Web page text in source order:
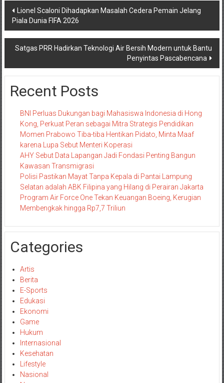
Navigasi
pos
Lionel Scaloni Dihadapkan Masalah Cedera Pemain Jelang
Piala Dunia FIFA 2026
Satgas PRR Hadirkan Teknologi Air Bersih Modern untuk Bantu
Penyintas Pascabencana
Recent Posts
BNI Perluas Dukungan bagi Mahasiswa Indonesia di Hong
Kong, Perkuat Peran sebagai Mitra Strategis Pendidikan
Momen Prabowo Tiba-tiba Hentikan Pidato, Minta Maaf
karena Lupa Sebut Menteri Koperasi
AHY Sebut Data Lapangan Jadi Fondasi Penting Bangun
Kawasan Transmigrasi
Polisi Pastikan Mayat Tanpa Kepala di Pantai Lampung
Selatan adalah ABK Filipina yang Hilang di Perairan Jakarta
Program Air Force One Tekan Keuangan Boeing, Kerugian
Membengkak hingga Rp7,7 Triliun
Categories
Artis
Berita
E-Sports
Edukasi
Ekonomi
Game
Hukum
Internasional
Kesehatan
Lifestyle
Nasional